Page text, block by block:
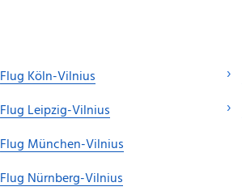
Flug Köln-Vilnius
Flug Leipzig-Vilnius
Flug München-Vilnius
Flug Nürnberg-Vilnius